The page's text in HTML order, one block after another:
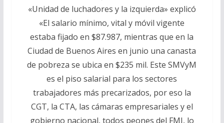
«Unidad de luchadores y la izquierda» explicó
«El salario mínimo, vital y móvil vigente
estaba fijado en $87.987, mientras que en la
Ciudad de Buenos Aires en junio una canasta
de pobreza se ubica en $235 mil. Este SMVyM
es el piso salarial para los sectores
trabajadores más precarizados, por eso la
CGT, la CTA, las cámaras empresariales y el
gobierno nacional, todos peones del FMI, lo